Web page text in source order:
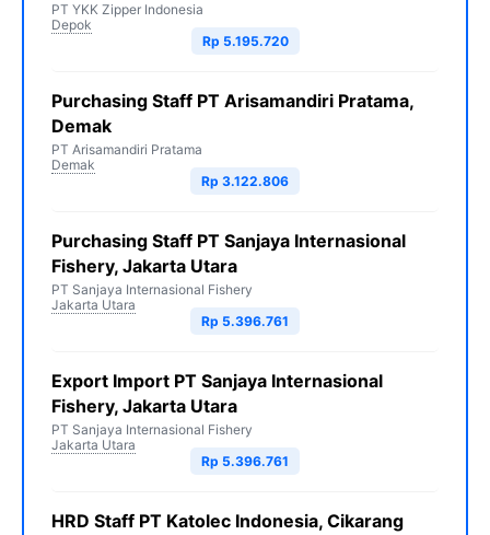
PT YKK Zipper Indonesia
Depok
Rp 5.195.720
Purchasing Staff PT Arisamandiri Pratama,
Demak
PT Arisamandiri Pratama
Demak
Rp 3.122.806
Purchasing Staff PT Sanjaya Internasional
Fishery, Jakarta Utara
PT Sanjaya Internasional Fishery
Jakarta Utara
Rp 5.396.761
Export Import PT Sanjaya Internasional
Fishery, Jakarta Utara
PT Sanjaya Internasional Fishery
Jakarta Utara
Rp 5.396.761
HRD Staff PT Katolec Indonesia, Cikarang